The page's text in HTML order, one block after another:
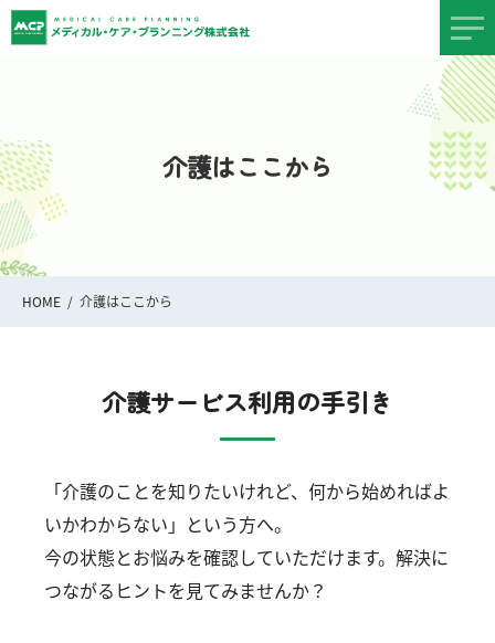
介護はここから
HOME 介護はここから
介護サービス利用の手引き
「介護のことを知りたいけれど、何から始めればよ
いかわからない」という方へ。
今の状態とお悩みを確認していただけます。解決に
つながるヒントを見てみませんか？